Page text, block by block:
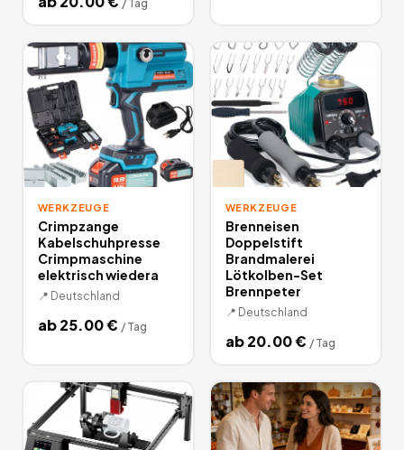
/ Tag
WERKZEUGE
Crimpzange
Kabelschuhpresse
Crimpmaschine
elektrisch wiedera
📍 Deutschland
ab25.00€ / Tag
WERKZEUGE
Brenneisen
Doppelstift
Brandmalerei
Lötkolben-Set
Brennpeter
📍 Deutschland
ab20.00€ / Tag